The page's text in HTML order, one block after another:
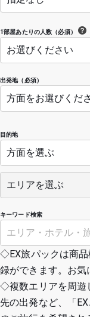
出発地（必須）
1部屋あたりの人数（必須）
目的地
キーワード検索
◇EX旅パックは商
録ができます。お
◇複数エリアを周遊
先の出発など、「